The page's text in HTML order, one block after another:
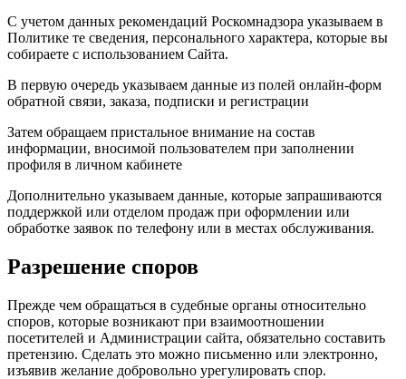
С учетом данных рекомендаций Роскомнадзора указываем в
Политике те сведения, персонального характера, которые вы
собираете с использованием Сайта.
В первую очередь указываем данные из полей онлайн-форм
обратной связи, заказа, подписки и регистрации
Затем обращаем пристальное внимание на состав
информации, вносимой пользователем при заполнении
профиля в личном кабинете
Дополнительно указываем данные, которые запрашиваются
поддержкой или отделом продаж при оформлении или
обработке заявок по телефону или в местах обслуживания.
Разрешение споров
Прежде чем обращаться в судебные органы относительно
споров, которые возникают при взаимоотношении
посетителей и Администрации сайта, обязательно составить
претензию. Сделать это можно письменно или электронно,
изъявив желание добровольно урегулировать спор.